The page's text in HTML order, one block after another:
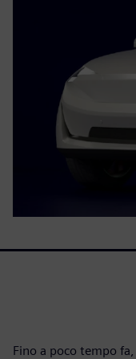
Fino a poco tempo